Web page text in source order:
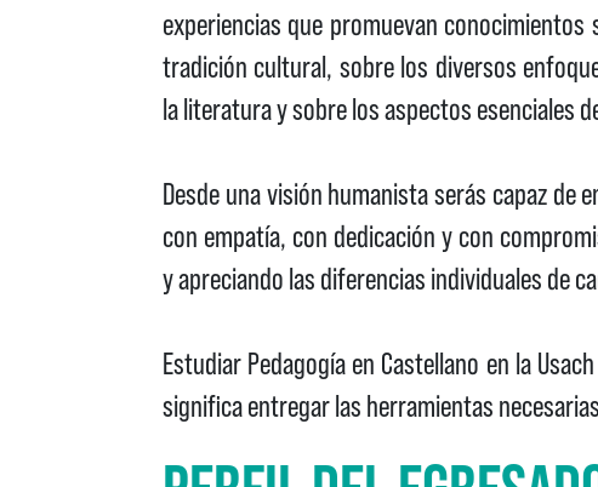
experiencias que promuevan
tradición cultural, sobre los diversos
la literatura y sobre los aspectos esenciales
Desde una visión humanista serás capaz de
con empatía, con dedicación y con
y apreciando las diferencias individuales de
Estudiar Pedagogía en Castellano en la
significa entregar las herramientas